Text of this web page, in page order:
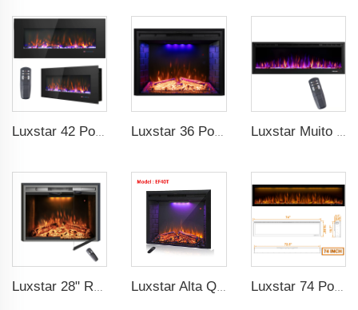
Luxstar 28" Realistic Flame Electric Fireplace Inserts com Porta de Vidro e Tela de Malha Fornecedores de Lareiras Elétricas Luxstar Alta Qualidade LEDs Inserções de Lareira Elétrica, 40 Polegadas Aquecedores de Lareira Doméstica com Som e aquecedor para uso interno. Luxstar 74 Polegadas Fornecedor Direto da Fábrica Fireplaces Elétricos com Wi-Fi e Controle da Alexa